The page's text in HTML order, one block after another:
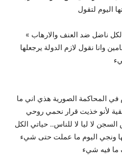
« تصدمت انا الي عديت حياتي الكل ناضل ضد العنف والارهاب
وانا نقول لازم الدولة يرجعلها
في المحاكمة الصورية هذي اني ما
لأنو خذيت قرار نحمي روحي
لا ليا لا للناس.. حياتي الكل
ونجي اليوم ما عملت حتى شيء